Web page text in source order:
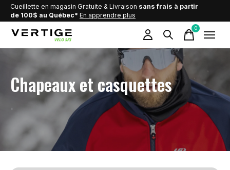
Cueillette en magasin Gratuite & Livraison sans frais à partir
de 100$ au Québec* En apprendre plus
0items
Chapeaux et casquettes